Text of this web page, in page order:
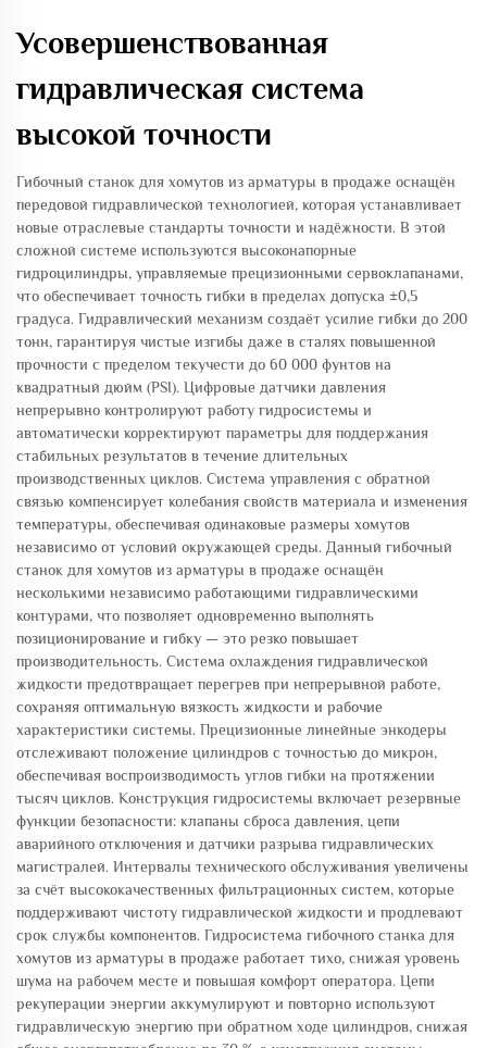
Усовершенствованная
гидравлическая система
высокой точности
Гибочный станок для хомутов из арматуры в продаже оснащён
передовой гидравлической технологией, которая устанавливает
новые отраслевые стандарты точности и надёжности. В этой
сложной системе используются высоконапорные
гидроцилиндры, управляемые прецизионными сервоклапанами,
что обеспечивает точность гибки в пределах допуска ±0,5
градуса. Гидравлический механизм создаёт усилие гибки до 200
тонн, гарантируя чистые изгибы даже в сталях повышенной
прочности с пределом текучести до 60 000 фунтов на
квадратный дюйм (PSI). Цифровые датчики давления
непрерывно контролируют работу гидросистемы и
автоматически корректируют параметры для поддержания
стабильных результатов в течение длительных
производственных циклов. Система управления с обратной
связью компенсирует колебания свойств материала и изменения
температуры, обеспечивая одинаковые размеры хомутов
независимо от условий окружающей среды. Данный гибочный
станок для хомутов из арматуры в продаже оснащён
несколькими независимо работающими гидравлическими
контурами, что позволяет одновременно выполнять
позиционирование и гибку — это резко повышает
производительность. Система охлаждения гидравлической
жидкости предотвращает перегрев при непрерывной работе,
сохраняя оптимальную вязкость жидкости и рабочие
характеристики системы. Прецизионные линейные энкодеры
отслеживают положение цилиндров с точностью до микрон,
обеспечивая воспроизводимость углов гибки на протяжении
тысяч циклов. Конструкция гидросистемы включает резервные
функции безопасности: клапаны сброса давления, цепи
аварийного отключения и датчики разрыва гидравлических
магистралей. Интервалы технического обслуживания увеличены
за счёт высококачественных фильтрационных систем, которые
поддерживают чистоту гидравлической жидкости и продлевают
срок службы компонентов. Гидросистема гибочного станка для
хомутов из арматуры в продаже работает тихо, снижая уровень
шума на рабочем месте и повышая комфорт оператора. Цепи
рекуперации энергии аккумулируют и повторно используют
гидравлическую энергию при обратном ходе цилиндров, снижая